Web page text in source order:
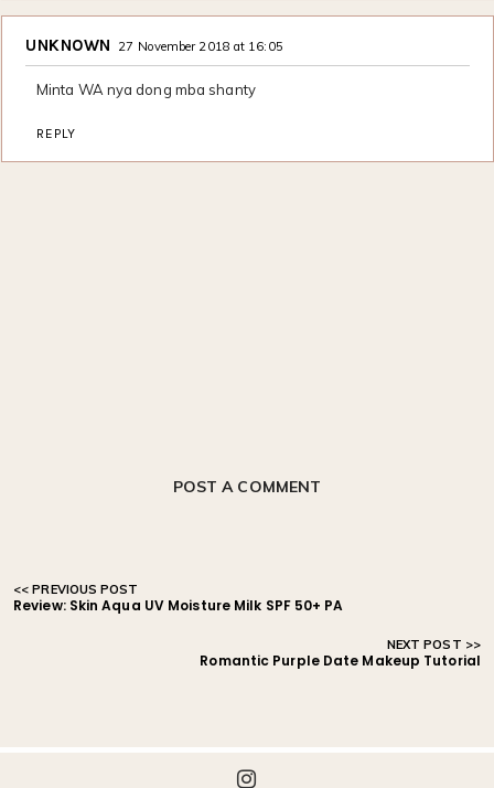
UNKNOWN 27 November 2018 at 16:05
Minta WA nya dong mba shanty
REPLY
POST A COMMENT
Review: Skin Aqua UV Moisture Milk SPF 50+ PA
Romantic Purple Date Makeup Tutorial